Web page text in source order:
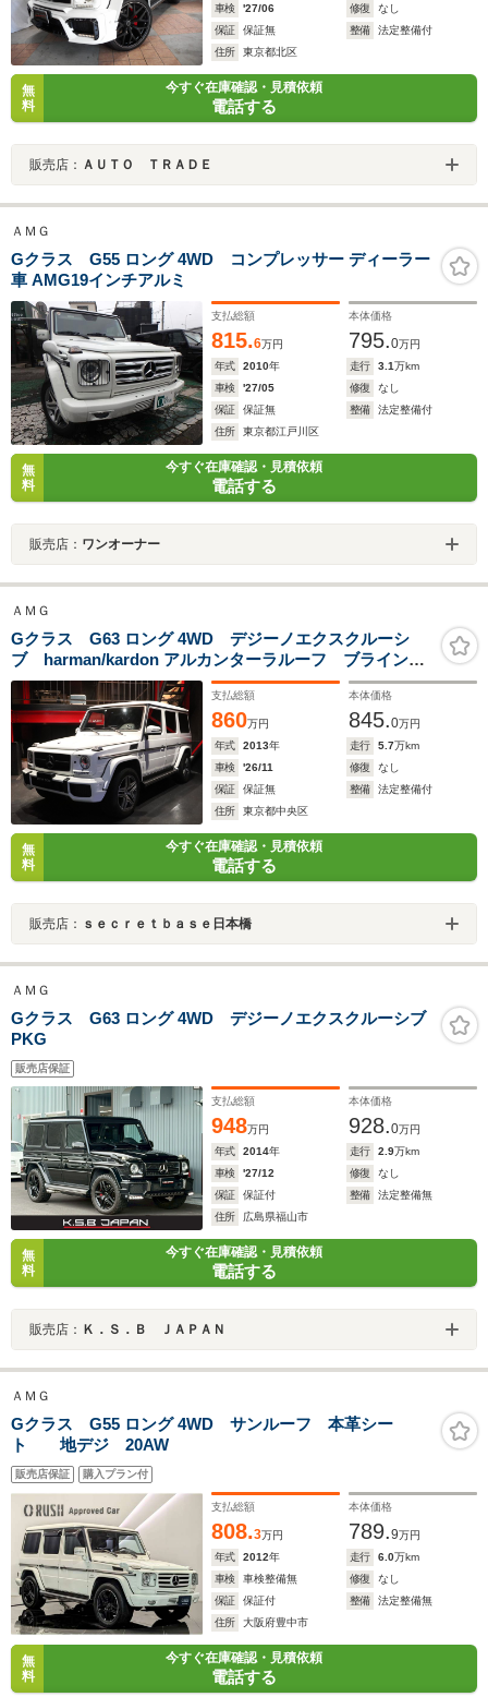
車検
'27/06 修復
なし
保証
保証無 整備
法定整備付
住所
東京都北区
無
料
今すぐ在庫確認・見積依頼
電話する
販売店： ＡＵＴＯ ＴＲＡＤＥ
ＡＭＧ
Gクラス G55 ロング 4WD コンプレッサー ディーラー
車 AMG19インチアルミ
支払総額
815.6万円
本体価格
795.0万円
年式
2010年 走行 3.1万km
車検
'27/05 修復
なし
保証
保証無 整備
法定整備付
住所
東京都江戸川区
無
料
今すぐ在庫確認・見積依頼
電話する
販売店： ワンオーナー
ＡＭＧ
Gクラス G63 ロング 4WD デジーノエクスクルーシ
ブ harman/kardon アルカンターラルーフ ブラインド
スポットアシスト DTV BCカメラ 20インチナビ
支払総額
860万円
本体価格
845.0万円
年式
2013年 走行 5.7万km
車検
'26/11 修復
なし
保証
保証無 整備
法定整備付
住所
東京都中央区
無
料
今すぐ在庫確認・見積依頼
電話する
販売店： ｓｅｃｒｅｔｂａｓｅ日本橋
ＡＭＧ
Gクラス G63 ロング 4WD デジーノエクスクルーシブ
PKG
販売店保証
支払総額
948万円
本体価格
928.0万円
年式
2014年 走行 2.9万km
車検
'27/12 修復
なし
保証
保証付 整備
法定整備無
住所
広島県福山市
無
料
今すぐ在庫確認・見積依頼
電話する
販売店： Ｋ．Ｓ．Ｂ ＪＡＰＡＮ
ＡＭＧ
Gクラス G55 ロング 4WD サンルーフ 本革シー
ト 地デジ 20AW
販売店保証 購入プラン付
支払総額
808.3万円
本体価格
789.9万円
年式
2012年 走行 6.0万km
車検
車検整備無 修復
なし
保証
保証付 整備
法定整備無
住所
大阪府豊中市
無
料
今すぐ在庫確認・見積依頼
電話する